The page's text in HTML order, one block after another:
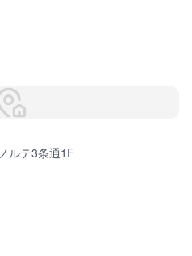
ルテ3条通1F